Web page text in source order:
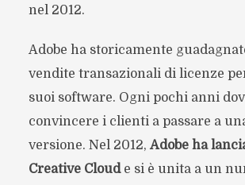
nel 2012.
Adobe ha storicamente
vendite transazionali di licenze
suoi software. Ogni pochi anni
convincere i clienti a passare a
versione. Nel 2012, Adobe ha
Creative Cloude si è unita a un